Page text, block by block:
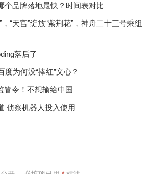
个品牌落地最快？时间表对比
“天宫”绽放“紫荆花”，神舟二十三号乘组
落后了
度为何没“捧红”文心？
管令！不想输给中国
侦察机器人投入使用